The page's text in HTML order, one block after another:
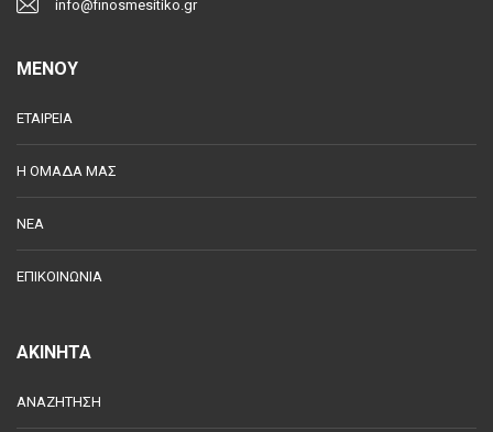
info@finosmesitiko.gr
MENOY
ΕΤΑΙΡΕΙΑ
Η ΟΜΑΔΑ ΜΑΣ
ΝΕΑ
ΕΠΙΚΟΙΝΩΝΙΑ
ΑΚΙΝΗΤΑ
ΑΝΑΖΗΤΗΣΗ